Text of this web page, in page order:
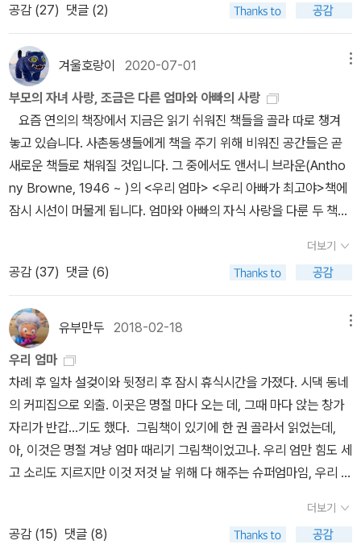
이 아기쉼을 하던 세 해에→ 짝꿍이 아기짬을 낸 세 해 동안14쪽일요
일은 다 같이 시간을 보내는 가족의 날이라→ 해날은 다같이 하루를
보내는 한지붕날이라→ 해날은 다같이 보내는 우리집날이라17쪽배
달 음식을 먹이고 싶지 않아서→ 나름밥을 먹이고 싶지 않아서→ 부
름밥을 먹이고 싶지 않아서22쪽엄마의 영정을 들어올린다→ 엄마 꽃
낯을 들어올린다→ 엄마 끝낯을 들어올린다23쪽사과를 깎고 달걀프
라이를 부치고→ 능금을 깎고 달걀을 부치고→ 능금을 깎고 달걀부침
을 하고28쪽시간이 허한다면→ 짬이 된다면→ 틈이 있다면30쪽종
종 실용적인 정보와 인사이트를 전해주는 한 사람만 남겼다→ 이따금
알차고 눈밝게 들려주는 한 사람만 남겼다→ 가끔 알뜰하고 환하게
만큼 부엌을 닦고→ 빛이 날 만큼 부엌을 닦고→ 반짝일 만큼 부엌을
닦고36쪽생리혈이 첫 하루 이틀 사이 왕창 쏟아지는 식으로→ 달거
리가 첫 하루이틀 사이 왕창 쏟아지며→ 달꽃이 첫 하루이틀 사이 왕
창 쏟아지면서41쪽모두가 바디 프로필을 찍어도 그건 내 세상의 일
이 아니고→ 모두가 몸매를 찍어도 내 일이 아니고→ 모두가 몸집을
찍어도 나하고 멀고→ 모두가 몸빛을 찍어도 나랑 동떨어지고43쪽
성인 여자들만 사는 친구들 집에서 2막을 지내고 왔다→ 어른순이만
사는 동무집에서 다음판을 지내고 왔다→ 아줌마끼리 사는 동무집에
서 둘쨋판을 지내고 왔다45쪽내 몫의 보디 로션이 생겼다→ 내 몫으
로 살결물이 생겼다→ 내가 쓸 살결물이 생겼다48쪽건강검진을 받
았다→ 몸살피기를 받았다→ 몸을 살폈다51쪽타고난 내향인인 나는
말하는 게 힘들다→ 타고난 잠잠이인 나는 말하기가 힘들다→ 타고난
림들 ㅎ 아들 5~6살 때 그림들, 10년두 더 훨씬 넘었구나3. PLANC
마지막 그림 둘, SSF몰 캡춰이 그림 디자인된 제품 무지 비쌈,아들
어렸을 적 그린 그림과 비교시 그다지 뛰어나지 않음. 우리 아들도 엄
청난 디자이너가 될수도...디자이너 카롤리나 카스틸리오니의 딸 마
르게리타가 직접 그린 그림을 활용한 디자인으로...결국 아버지가 문
제인 거군ㅠㅠ 쩝.내가 유명 디자이너 였다면 울 아들 그림도 빛을 발
했을 텐데....
공감 (27) 댓글 (2)
겨울호랑이 2020-07-01
부모의 자녀 사랑, 조금은 다른 엄마와 아빠의 사랑
놓고 있습니다. 사촌동생들에게 책을 주기 위해 비워진 공간들은 곧
새로운 책들로 채워질 것입니다. 그 중에서도 앤서니 브라운(Antho
ny Browne, 1946 ~ )의 <우리 엄마> <우리 아빠가 최고야>책에
잠시 시선이 머물게 됩니다. 엄마와 아빠의 자식 사랑을 다룬 두 책이
최고야>의 아빠는 조금 떨어진 곳에서 아이에게 '보여지는' 존재인데
반해, <우리 엄마> 속에서는 '함께 하는' 존재라는 느낌을 받습니다.
실제로도 그렇겠지요. 두 권의 책을 통해 자신의 자리를 지키면서 함
께 하는 아빠와 자신을 버리고 함께 하는 엄마의 차이는 작지 않은 것
임을 새삼 느낍니다. <세상에서 가장 예쁜 우리 엄마>에서는 세상에
서 가장 예쁜 엄마와 자녀의 모습이 표현됩니다. 그저 엄마와 아이라
는 이유만으로요. 우리 엄마는 무용가가 되거나 우주 비행사가 될 수
도 있었어요. 어쩌면 영화배우나 사장이 될 수도 있었고요. 하지만 우
리 엄마가 되었죠. <우리 엄마> 中 '엄마, 어디 있어요? 엄마!' 나는
'으앙!' 하고 울었어요. 무릎에서 빨간 피가 흘렀어요. 엄마를 소리쳐
불렀어요. '엄마!' '희진아, 엄마 여기 있어~'.... 엄마를 찾았어요. '세상
에서 가장 예쁜 우리 엄마!' <세상에서 가장 예쁜 우리 엄마> 中 도
올 김용옥 교수의 <효경 한글역주>에서는 이러한 엄마와 자녀의 관
더보기
공감 (37) 댓글 (6)
유부만두 2018-02-18
우리 엄마
차례 후 일차 설겆이와 뒷정리 후 잠시 휴식시간을 가졌다. 시댁 동네
의 커피집으로 외출. 이곳은 명절 마다 오는 데, 그때 마다 앉는 창가
자리가 반갑...기도 했다. 그림책이 있기에 한 권 골라서 읽었는데,
아, 이것은 명절 겨냥 엄마 때리기 그림책이었고나. 우리 엄만 힘도 세
고 소리도 지르지만 이것 저것 날 위해 다 해주는 슈퍼엄마임, 우리 엄
로 했음. 나도 엄마 싸랑해염. 이런 책인데, 안소니 브라운 그림책이
맞는건가? 싶어서 작가 이름을 다시 확인했다. 아니 이런 뻔하고 '전
더보기
공감 (15) 댓글 (8)